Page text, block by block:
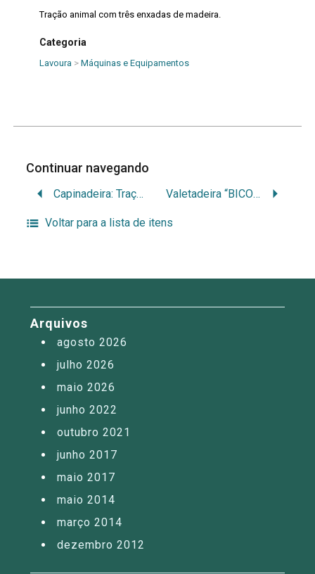
Tração animal com três enxadas de madeira.
Categoria
Lavoura> Máquinas e Equipamentos
Continuar navegando
Capinadeira: Tração Animal com cinco enxadas de ferro.. Valetadeira “BICO DE PATO” .
Voltar para a lista de itens
Arquivos
agosto 2026
julho 2026
maio 2026
junho 2022
outubro 2021
junho 2017
maio 2017
maio 2014
março 2014
dezembro 2012